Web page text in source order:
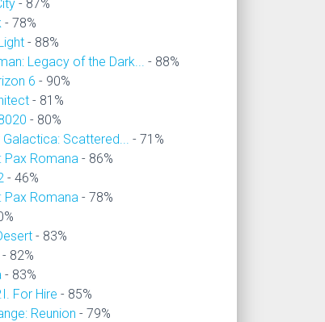
- 87%
- 78%
- 88%
Legacy of the Dark... - 88%
6 - 90%
- 81%
- 80%
Scattered... - 71%
Pax Romana - 86%
- 46%
Pax Romana - 78%
- 83%
- 82%
- 83%
For Hire - 85%
Reunion - 79%